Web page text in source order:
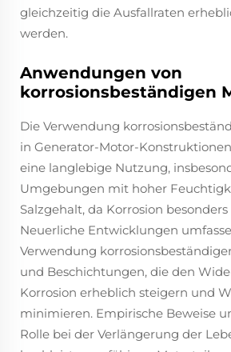
gleichzeitig die Ausfallraten
werden.
Anwendungen von
korrosionsbeständigen
Die Verwendung
in Generator-Motor-
eine langlebige Nutzung,
Umgebungen mit hoher
Salzgehalt, da Korrosion
Neuerliche Entwicklungen
Verwendung
und Beschichtungen, die den
Korrosion erheblich steigern und
minimieren. Empirische Beweise
Rolle bei der Verlängerung der